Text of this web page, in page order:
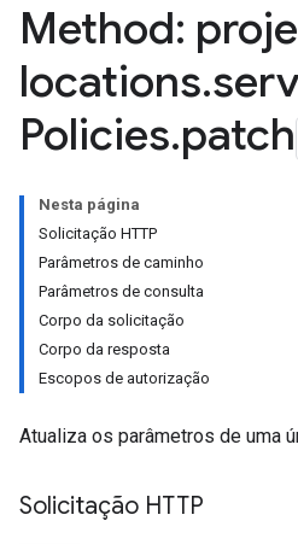
Method:
locations.
Policies.patch
Nesta página
Solicitação HTTP
Parâmetros de caminho
Parâmetros de consulta
Corpo da solicitação
Corpo da resposta
Escopos de autorização
Atualiza os parâmetros de uma
Solicitação HTTP